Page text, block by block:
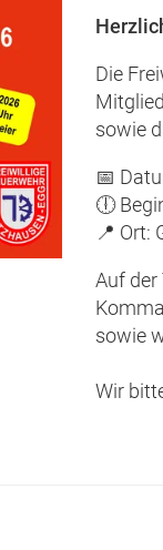
Die
sowie
📅
🕕
📍 Ort:
Auf
sowie
Wir